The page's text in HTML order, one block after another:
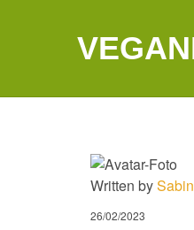
Written by
26/02/2023